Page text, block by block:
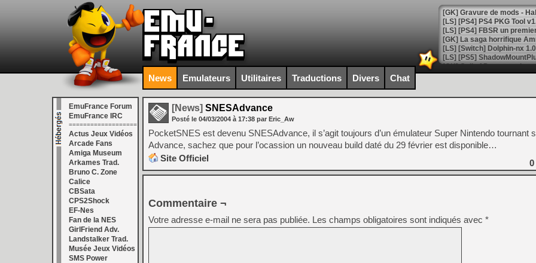
[GK] La saga horrifique
[GK] Le portage de Super
[Mo5] Le jeu de course
[GK] Guillermo del Toro
[GK] Mistfall Hunter : déjà
[GK] Wo Long 2 évolue
[GK] Crossfire : un TPS à
[LS] [PS5] Premiers
[Mo5] DOOM arrive en
[GK] Bethesda fête les 30
[GK] Roblox : l'action en
News Emulateurs Utilitaires Traductions Divers Chat
EmuFrance Forum
EmuFrance IRC
===================
Actus Jeux Vidéos
Arcade Fans
Amiga Museum
Arkames Trad.
Bruno C. Zone
Calice
CBSata
CPS2Shock
EF-Nes
Fan de la NES
GirlFriend Adv.
Landstalker Trad.
Musée Jeux Vidéos
SMS Power
[News] SNESAdvance
Posté le 04/03/2004 à 17:38 par Eric_Aw
PocketSNES est devenu SNESAdvance, il s’agit toujours d’un émulateur Super Nintendo tournant
Advance, sachez que pour l’ocassion un nouveau build daté du 29 février est disponible…
Site Officiel
0
Commentaire ¬
Votre adresse e-mail ne sera pas publiée. Les champs obligatoires sont indiqués avec *